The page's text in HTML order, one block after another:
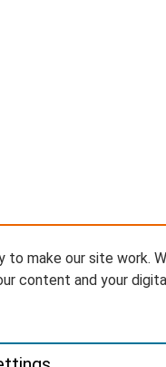
to make our site work.
content and your